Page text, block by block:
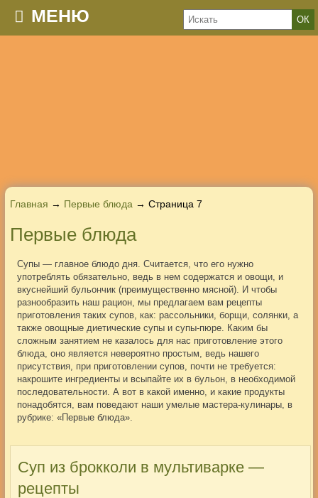
МЕНЮ
Главная → Первые блюда → Страница 7
Первые блюда
Супы — главное блюдо дня. Считается, что его нужно
употреблять обязательно, ведь в нем содержатся и овощи, и
вкуснейший бульончик (преимущественно мясной). И чтобы
разнообразить наш рацион, мы предлагаем вам рецепты
приготовления таких супов, как: рассольники, борщи, солянки, а
также овощные диетические супы и супы-пюре. Каким бы
сложным занятием не казалось для нас приготовление этого
блюда, оно является невероятно простым, ведь нашего
присутствия, при приготовлении супов, почти не требуется:
накрошите ингредиенты и всыпайте их в бульон, в необходимой
последовательности. А вот в какой именно, и какие продукты
понадобятся, вам поведают наши умелые мастера-кулинары, в
рубрике: «Первые блюда».
Суп из брокколи в мультиварке —
рецепты